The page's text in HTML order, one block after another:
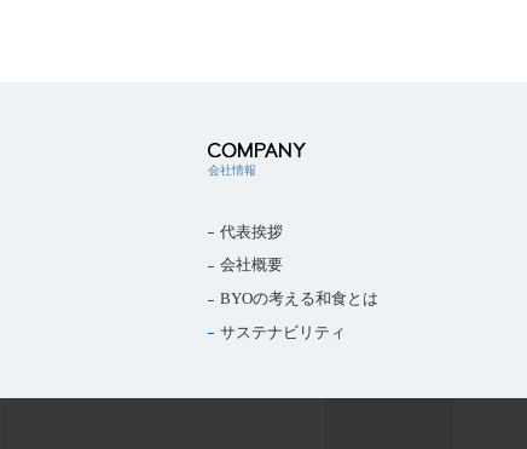
会社情報
代表挨拶
会社概要
BYOの考える和食とは
サステナビリティ